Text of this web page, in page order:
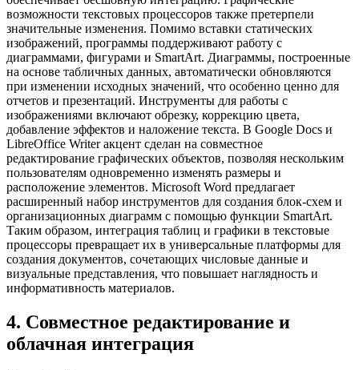
возможности текстовых процессоров также претерпели
значительные изменения. Помимо вставки статических
изображений, программы поддерживают работу с
диаграммами, фигурами и SmartArt. Диаграммы, построенные
на основе табличных данных, автоматически обновляются
при изменении исходных значений, что особенно ценно для
отчетов и презентаций. Инструменты для работы с
изображениями включают обрезку, коррекцию цвета,
добавление эффектов и наложение текста. В Google Docs и
LibreOffice Writer акцент сделан на совместное
редактирование графических объектов, позволяя нескольким
пользователям одновременно изменять размеры и
расположение элементов. Microsoft Word предлагает
расширенный набор инструментов для создания блок-схем и
организационных диаграмм с помощью функции SmartArt.
Таким образом, интеграция таблиц и графики в текстовые
процессоры превращает их в универсальные платформы для
создания документов, сочетающих числовые данные и
визуальные представления, что повышает наглядность и
информативность материалов.
4. Совместное редактирование и
облачная интеграция